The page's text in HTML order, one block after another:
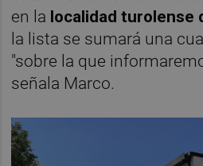
en la localidad turolense
la lista se sumará una
"sobre la que
señala Marco.